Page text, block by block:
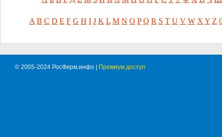
A B C D E F G H I J K L M N O P Q R S T U V W X Y Z
© 2005-2024 РосФирм.инфо | Премиум доступ